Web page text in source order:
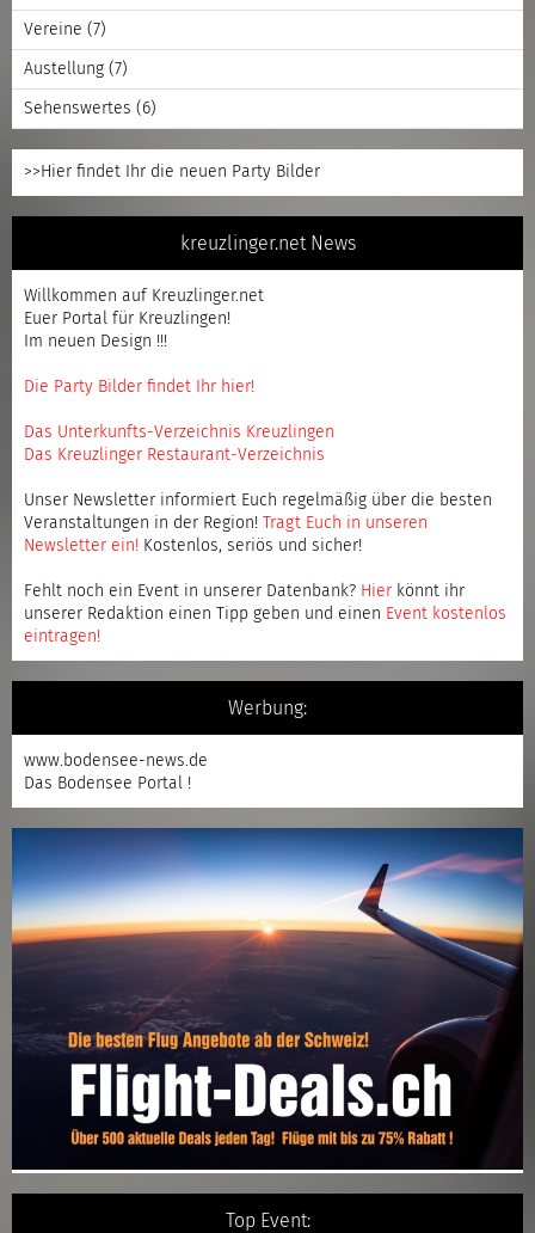
Vereine (7)
Austellung (7)
Sehenswertes (6)
>>Hier findet Ihr die neuen Party Bilder
kreuzlinger.net News
Willkommen auf Kreuzlinger.net
Euer Portal für Kreuzlingen!
Im neuen Design !!!
Die Party Bilder findet Ihr hier!
Das Unterkunfts-Verzeichnis Kreuzlingen
Das Kreuzlinger Restaurant-Verzeichnis
Unser Newsletter informiert Euch regelmäßig über die besten
Veranstaltungen in der Region!
Tragt Euch in unseren
Newsletter ein! Kostenlos, seriös und sicher!
Fehlt noch ein Event in unserer Datenbank? Hier könnt ihr
unserer Redaktion einen Tipp geben und einen Event kostenlos
eintragen!
Werbung:
www.bodensee-news.de
Das Bodensee Portal !
Top Event: